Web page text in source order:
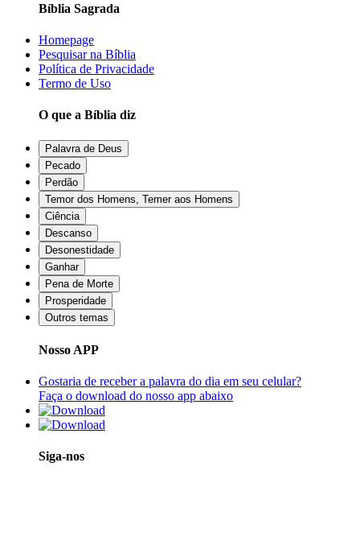
Bíblia Sagrada
Homepage
Pesquisar na Bíblia
Política de Privacidade
Termo de Uso
O que a Bíblia diz
Palavra de Deus
Pecado
Perdão
Temor dos Homens, Temer aos Homens
Ciência
Descanso
Desonestidade
Ganhar
Pena de Morte
Prosperidade
Outros temas
Nosso APP
Gostaria de receber a palavra do dia em seu celular?
Faça o download do nosso app abaixo
Siga-nos